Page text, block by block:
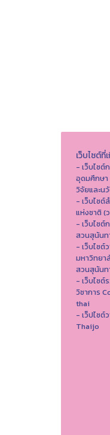
เว็บไซต์ที่
- เว็บไซต์
อุดมศึกษา
วิจัยและน
- เว็บไซต์
แห่งชาติ (
- เว็บไซต์
สวนสุนันท
- เว็บไซต์
มหาวิทยา
สวนสุนันท
- เว็บไซต์
วิชาการ
thai
- เว็ปไซต์
Thaijo